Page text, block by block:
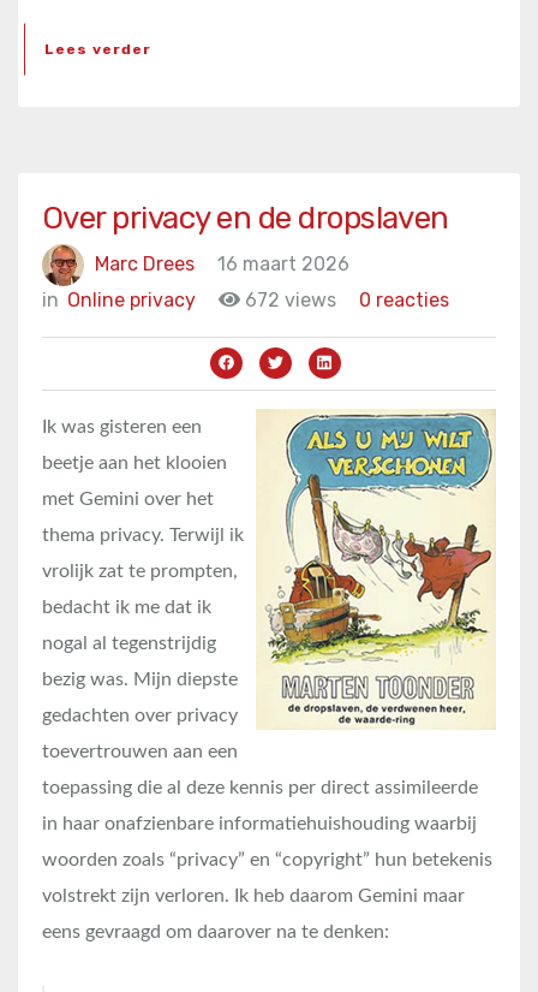
Lees verder
Over privacy en de dropslaven
Marc Drees
16 maart 2026
in Online privacy 672 views 0 reacties
Ik was gisteren een
beetje aan het klooien
met Gemini over het
thema privacy. Terwijl ik
vrolijk zat te prompten,
bedacht ik me dat ik
nogal al tegenstrijdig
bezig was. Mijn diepste
gedachten over privacy
toevertrouwen aan een
toepassing die al deze kennis per direct assimileerde
in haar onafzienbare informatiehuishouding waarbij
woorden zoals “privacy” en “copyright” hun betekenis
volstrekt zijn verloren. Ik heb daarom Gemini maar
eens gevraagd om daarover na te denken: